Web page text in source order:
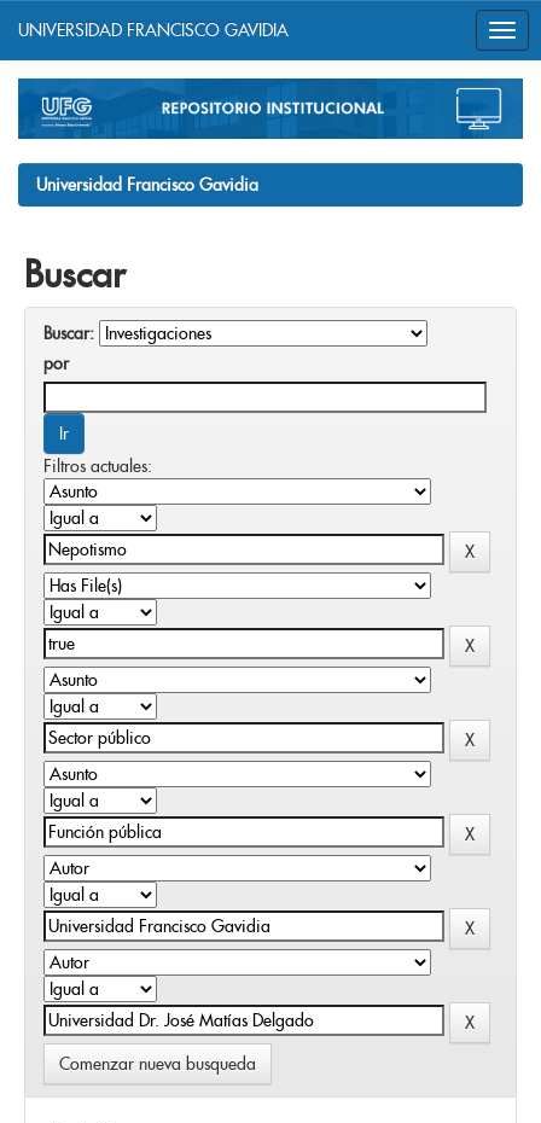
navigation
UNIVERSIDAD FRANCISCO GAVIDIA
Universidad Francisco Gavidia
Buscar
Buscar:
por
Filtros actuales:
Comenzar nueva busqueda